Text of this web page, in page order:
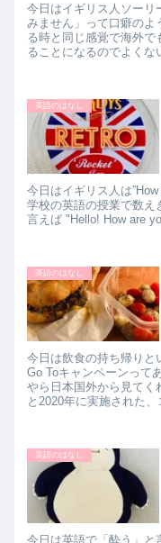
今日はイギリス人ソーリ
みません」って口癖のよ
る時と同じ感覚で海外
ることになるのでよくな
英語のはなし
今日はイギリス人は
学校の英語の授業で数え
言えば "Hello! How are
英語のはなし
今日は飲食の持ち帰りと
Go Toキャンペーンって
やら日本国外から見てく
と2020年に実施された
英語のはなし
今日は英語で「酔う」と